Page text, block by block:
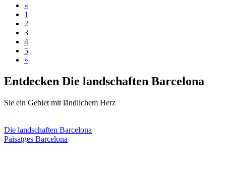
«
1
2
3
4
5
»
Entdecken Die landschaften Barcelona
Sie ein Gebiet mit ländlichem Herz
Die landschaften Barcelona
Paisatges Barcelona